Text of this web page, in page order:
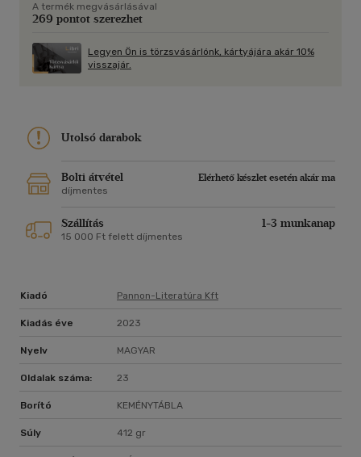
A termék megvásárlásával
269 pontot szerezhet
Legyen Ön is törzsvásárlónk, kártyájára akár 10%
visszajár.
Utolsó darabok
Bolti átvétel
Elérhető készlet esetén akár ma
díjmentes
Szállítás 1-3 munkanap
15 000 Ft felett díjmentes
Kiadó Pannon-Literatúra Kft
Kiadás éve 2023
Nyelv MAGYAR
Oldalak száma: 23
Borító KEMÉNYTÁBLA
Súly 412 gr